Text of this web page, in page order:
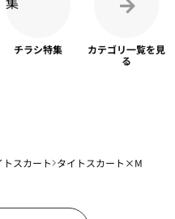
チラシ特集 カテゴリ一覧を見
る
トスカート タイトスカート×M